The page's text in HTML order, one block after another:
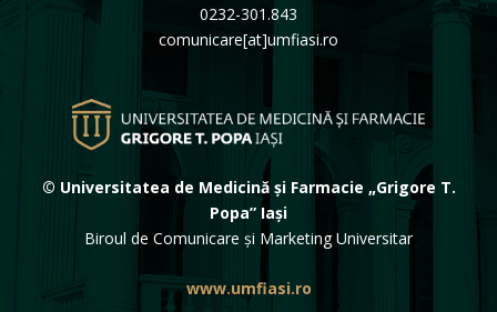
0232-301.843
comunicare[at]umfiasi.ro
© Universitatea de Medicină și Farmacie „Grigore T.
Popa” Iași
Biroul de Comunicare și Marketing Universitar
www.umfiasi.ro